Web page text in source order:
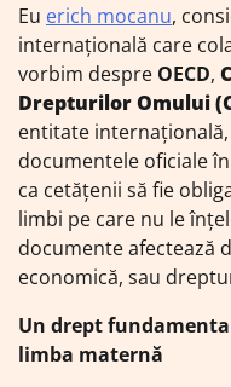
Eu erich mocanu,
internațională care
vorbim despre OECD,
Drepturilor Omului
entitate
documentele oficiale
ca cetățenii să fie
limbi pe care nu le
documente afectează
economică, sau
Un drept
limba maternă